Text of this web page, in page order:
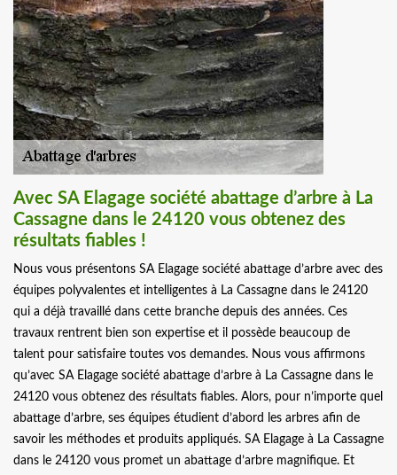
Avec SA Elagage société abattage d’arbre à La
Cassagne dans le 24120 vous obtenez des
résultats fiables !
Nous vous présentons SA Elagage société abattage d’arbre avec des
équipes polyvalentes et intelligentes à La Cassagne dans le 24120
qui a déjà travaillé dans cette branche depuis des années. Ces
travaux rentrent bien son expertise et il possède beaucoup de
talent pour satisfaire toutes vos demandes. Nous vous affirmons
qu’avec SA Elagage société abattage d’arbre à La Cassagne dans le
24120 vous obtenez des résultats fiables. Alors, pour n’importe quel
abattage d’arbre, ses équipes étudient d’abord les arbres afin de
savoir les méthodes et produits appliqués. SA Elagage à La Cassagne
dans le 24120 vous promet un abattage d’arbre magnifique. Et